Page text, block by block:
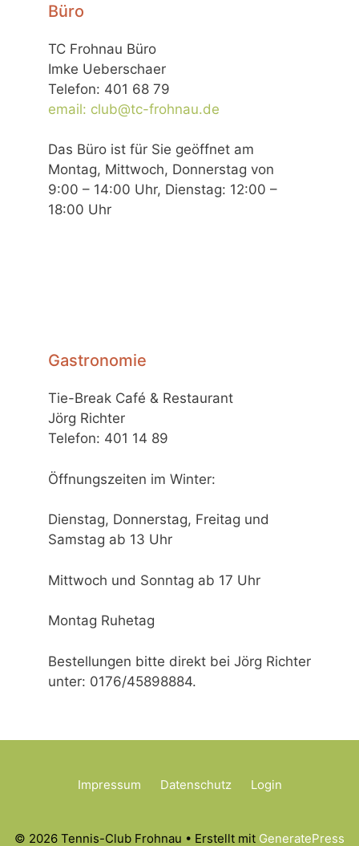
Büro
TC Frohnau Büro
Imke Ueberschaer
Telefon: 401 68 79
email: club@tc-frohnau.de
Das Büro ist für Sie geöffnet am
Montag, Mittwoch, Donnerstag von
9:00 – 14:00 Uhr, Dienstag: 12:00 –
18:00 Uhr
Gastronomie
Tie-Break Café & Restaurant
Jörg Richter
Telefon: 401 14 89
Öffnungszeiten im Winter:
Dienstag, Donnerstag, Freitag und
Samstag ab 13 Uhr
Mittwoch und Sonntag ab 17 Uhr
Montag Ruhetag
Bestellungen bitte direkt bei Jörg Richter
unter: 0176/45898884.
Impressum Datenschutz Login
© 2026 Tennis-Club Frohnau • Erstellt mit GeneratePress